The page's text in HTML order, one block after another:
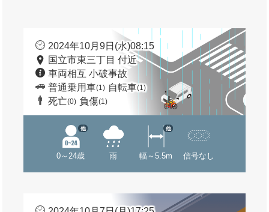
2024年10月9日(水)08:15
国立市東三丁目 付近
車両相互 小破事故
普通乗用車(1) 自転車(1)
死亡(0) 負傷(1)
0～24歳
他
雨 幅～5.5m
他
信号なし